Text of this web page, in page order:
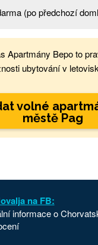
(po předchozí
Apartmány Bepo to
ubytování v
volné
městě Pag
na FB:
informace o